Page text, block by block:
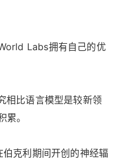
Labs拥有自己的优
相比语言模型是较新领
。
克利期间开创的神经辐